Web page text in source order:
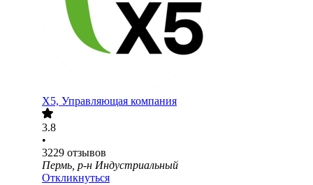
X5, Управляющая компания
3.8
•
3229 отзывов
Пермь, р-н Индустриальный
Откликнуться